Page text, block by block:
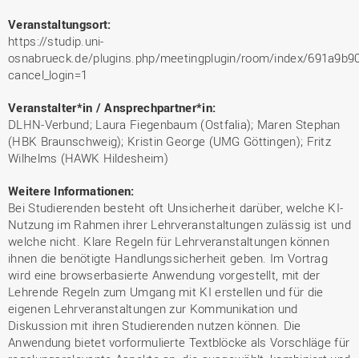
Veranstaltungsort:
https://studip.uni-
osnabrueck.de/plugins.php/meetingplugin/room/index/
cancel_login=1
Veranstalter*in / Ansprechpartner*in:
DLHN-Verbund; Laura Fiegenbaum (Ostfalia); Maren Stephan
(HBK Braunschweig); Kristin George (UMG Göttingen); Fritz
Wilhelms (HAWK Hildesheim)
Weitere Informationen:
Bei Studierenden besteht oft Unsicherheit darüber, welche KI-
Nutzung im Rahmen ihrer Lehrveranstaltungen zulässig ist und
welche nicht. Klare Regeln für Lehrveranstaltungen können
ihnen die benötigte Handlungssicherheit geben. Im Vortrag
wird eine browserbasierte Anwendung vorgestellt, mit der
Lehrende Regeln zum Umgang mit KI erstellen und für die
eigenen Lehrveranstaltungen zur Kommunikation und
Diskussion mit ihren Studierenden nutzen können. Die
Anwendung bietet vorformulierte Textblöcke als Vorschläge für